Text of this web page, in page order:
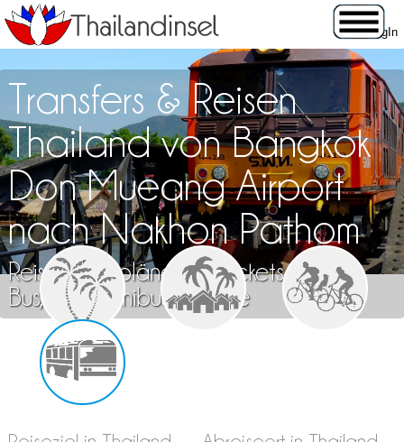
Transfers & Reisen
Thailand von Bangkok
Don Mueang Airport
nach Nakhon Pathom
Reisen, Fahrpläne und Tickets für Zug,
Bus, Flug, Minibus & Fähre